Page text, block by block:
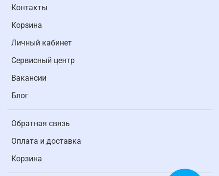
Контакты
Корзина
Личный кабинет
Cервисный центр
Вакансии
Блог
Обратная связь
Оплата и доставка
Корзина